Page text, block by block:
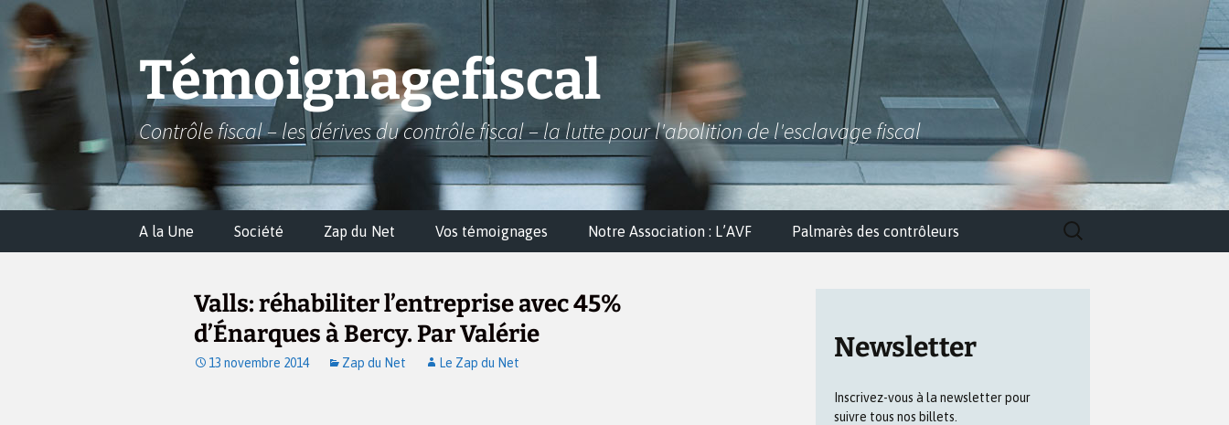
Aller
au
contenu
Témoignagefiscal
Contrôle fiscal – les dérives du contrôle fiscal – la lutte pour l'abolition de l'esclavage fiscal
A la Une Société Zap du Net Vos témoignages Notre Association : L’AVF Palmarès des contrôleurs
Rechercher :
Valls: réhabiliter l’entreprise avec 45%
d’Énarques à Bercy. Par Valérie
13 novembre 2014 Zap du Net Le Zap du Net Newsletter
Inscrivez-vous à la newsletter pour
suivre tous nos billets.